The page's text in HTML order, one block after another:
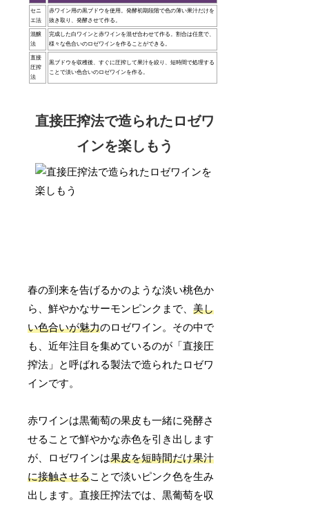
セニ
エ法
赤ワイン用の黒ブドウを使用。発酵初期段階で色の薄い果汁だけを
抜き取り、発酵させて作る。
混醸
法
完成した白ワインと赤ワインを混ぜ合わせて作る。割合は任意で、
様々な色合いのロゼワインを作ることができる。
直接
圧搾
法
黒ブドウを収穫後、すぐに圧搾して果汁を絞り、短時間で処理する
ことで淡い色合いのロゼワインを作る。
直接圧搾法で造られたロゼワ
インを楽しもう
春の到来を告げるかのような淡い桃色か
ら、鮮やかなサーモンピンクまで、美し
い色合いが魅力のロゼワイン。その中で
も、近年注目を集めているのが「直接圧
搾法」と呼ばれる製法で造られたロゼワ
インです。
赤ワインは黒葡萄の果皮も一緒に発酵さ
せることで鮮やかな赤色を引き出します
が、ロゼワインは果皮を短時間だけ果汁
に接触させることで淡いピンク色を生み
出します。直接圧搾法では、黒葡萄を収